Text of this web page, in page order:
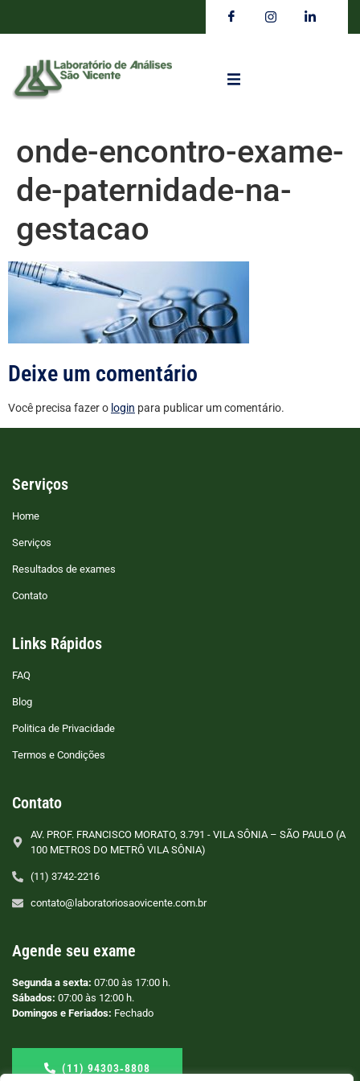
onde-encontro-exame-
de-paternidade-na-
gestacao
Deixe um comentário
Você precisa fazer o login para publicar um comentário.
Serviços
Home
Serviços
Resultados de exames
Contato
Links Rápidos
FAQ
Blog
Politica de Privacidade
Termos e Condições
Contato
AV. PROF. FRANCISCO MORATO, 3.791 - VILA SÔNIA – SÃO PAULO (A
100 METROS DO METRÔ VILA SÔNIA)
(11) 3742-2216
contato@laboratoriosaovicente.com.br
Agende seu exame
Segunda a sexta: 07:00 às 17:00 h.
Sábados: 07:00 às 12:00 h.
Domingos e Feriados: Fechado
(11) 94303‑8808